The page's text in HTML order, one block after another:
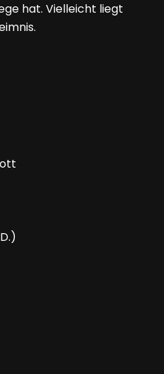
hat. Vielleicht liegt